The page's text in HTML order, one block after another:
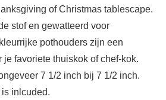
of Christmas tablescape.
stof en gewatteerd voor
pothouders zijn een
favoriete thuiskok of chef-kok.
7 1/2 inch bij 7 1/2 inch.
inlcuded.